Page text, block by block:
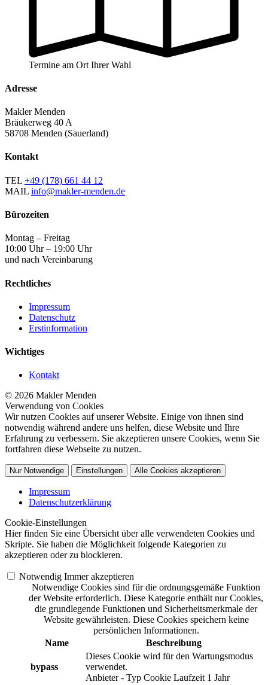
Termine am Ort Ihrer Wahl
Adresse
Makler Menden
Bräukerweg 40 A
58708 Menden (Sauerland)
Kontakt
TEL +49 (178) 661 44 12
MAIL info@makler-menden.de
Bürozeiten
Montag – Freitag
10:00 Uhr – 19:00 Uhr
und nach Vereinbarung
Rechtliches
Impressum
Datenschutz
Erstinformation
Wichtiges
Kontakt
© 2026 Makler Menden
Verwendung von Cookies
Wir nutzen Cookies auf unserer Website. Einige von ihnen sind
notwendig während andere uns helfen, diese Website und Ihre
Erfahrung zu verbessern. Sie akzeptieren unsere Cookies, wenn Sie
fortfahren diese Webseite zu nutzen.
Nur Notwendige Einstellungen Alle Cookies akzeptieren
Impressum
Datenschutzerklärung
Cookie-Einstellungen
Hier finden Sie eine Übersicht über alle verwendeten Cookies und
Skripte. Sie haben die Möglichkeit folgende Kategorien zu
akzeptieren oder zu blockieren.
Notwendig Immer akzeptieren
Notwendige Cookies sind für die ordnungsgemäße Funktion
der Website erforderlich. Diese Kategorie enthält nur Cookies,
die grundlegende Funktionen und Sicherheitsmerkmale der
Website gewährleisten. Diese Cookies speichern keine
persönlichen Informationen.
Name
Beschreibung
bypass
Dieses Cookie wird für den Wartungsmodus
verwendet.
Anbieter - Typ Cookie Laufzeit 1 Jahr